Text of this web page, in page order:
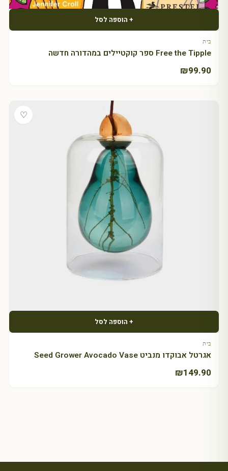
+ הוספה לסל
בית
Free the Tipple ספר קוקטיילים במהדורה חדשה
₪99.90
♡
+ הוספה לסל
בית
אגרטל אבוקדו מנביט Seed Grower Avocado Vase
₪149.90